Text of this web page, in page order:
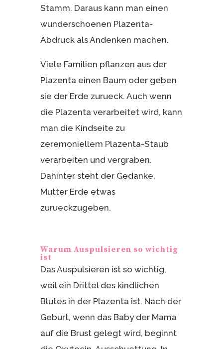
Stamm. Daraus kann man einen
wunderschoenen Plazenta-
Abdruck als Andenken machen.
Viele Familien pflanzen aus der
Plazenta einen Baum oder geben
sie der Erde zurueck. Auch wenn
die Plazenta verarbeitet wird, kann
man die Kindseite zu
zeremoniellem Plazenta-Staub
verarbeiten und vergraben.
Dahinter steht der Gedanke,
Mutter Erde etwas
zurueckzugeben.
Warum Auspulsieren so wichtig
ist
Das Auspulsieren ist so wichtig,
weil ein Drittel des kindlichen
Blutes in der Plazenta ist. Nach der
Geburt, wenn das Baby der Mama
auf die Brust gelegt wird, beginnt